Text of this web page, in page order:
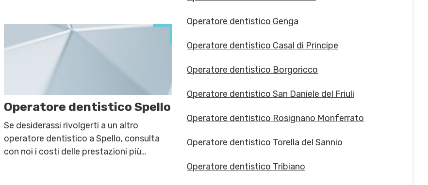
Operatore dentistico Spello
Se desiderassi rivolgerti a un altro
operatore dentistico a Spello, consulta
con noi i costi delle prestazioni più
Operatore dentistico Genga
Operatore dentistico Casal di Principe
Operatore dentistico Borgoricco
Operatore dentistico San Daniele del Friuli
Operatore dentistico Rosignano Monferrato
Operatore dentistico Torella del Sannio
Operatore dentistico Tribiano